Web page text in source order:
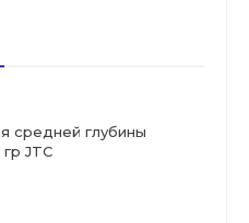
средней глубины
JTC